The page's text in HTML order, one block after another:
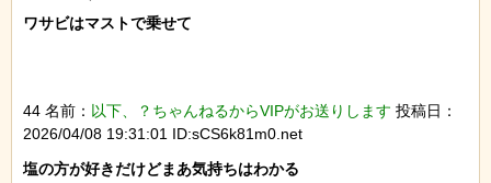
ワサビはマストで乗せて
44 名前： 以下、？ちゃんねるからVIPがお送りします 投稿日：
2026/04/08 19:31:01 ID:sCS6k81m0.net
塩の方が好きだけどまあ気持ちはわかる